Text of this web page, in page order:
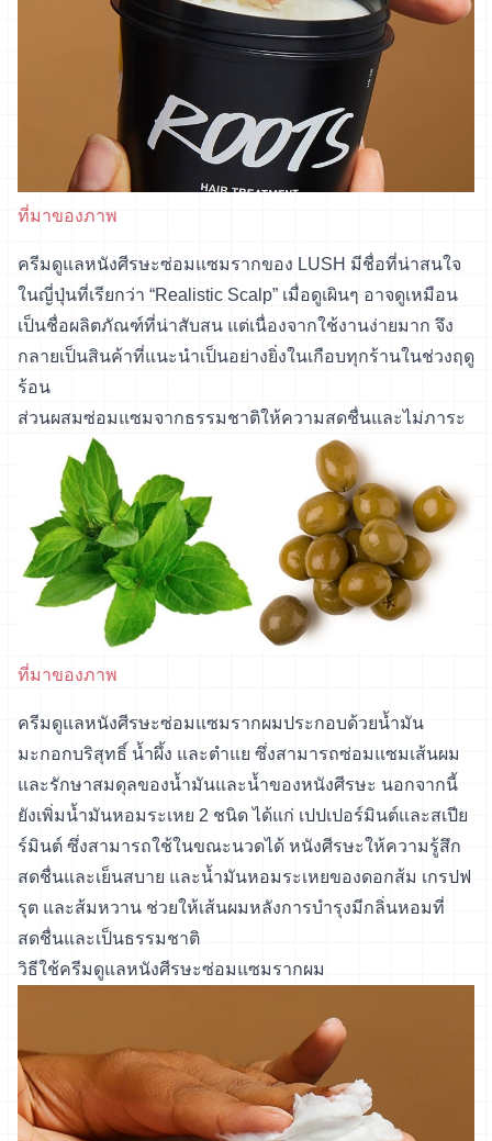
ที่มาของภาพ
ครีมดูแลหนังศีรษะซ่อมแซมรากของ LUSH มีชื่อที่น่าสนใจ
ในญี่ปุ่นที่เรียกว่า “Realistic Scalp” เมื่อดูเผินๆ อาจดูเหมือน
เป็นชื่อผลิตภัณฑ์ที่น่าสับสน แต่เนื่องจากใช้งานง่ายมาก จึง
กลายเป็นสินค้าที่แนะนำเป็นอย่างยิ่งในเกือบทุกร้านในช่วงฤดู
ร้อน
ส่วนผสมซ่อมแซมจากธรรมชาติให้ความสดชื่นและไม่ภาระ
ที่มาของภาพ
ครีมดูแลหนังศีรษะซ่อมแซมรากผมประกอบด้วยน้ำมัน
มะกอกบริสุทธิ์ น้ำผึ้ง และตำแย ซึ่งสามารถซ่อมแซมเส้นผม
และรักษาสมดุลของน้ำมันและน้ำของหนังศีรษะ นอกจากนี้
ยังเพิ่มน้ำมันหอมระเหย 2 ชนิด ได้แก่ เปปเปอร์มินต์และสเปีย
ร์มินต์ ซึ่งสามารถใช้ในขณะนวดได้ หนังศีรษะให้ความรู้สึก
สดชื่นและเย็นสบาย และน้ำมันหอมระเหยของดอกส้ม เกรปฟ
รุต และส้มหวาน ช่วยให้เส้นผมหลังการบำรุงมีกลิ่นหอมที่
สดชื่นและเป็นธรรมชาติ
วิธีใช้ครีมดูแลหนังศีรษะซ่อมแซมรากผม